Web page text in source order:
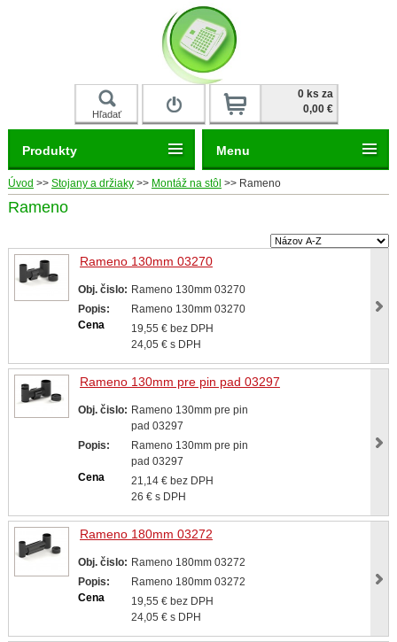
Hľadať
0 ks za
0,00 €
Úvod >> Stojany a držiaky >> Montáž na stôl >> Rameno
Rameno
Rameno 130mm 03270
Obj. čislo: Rameno 130mm 03270
Popis:
Rameno 130mm 03270
Cena
19,55 € bez DPH
24,05 € s DPH
Rameno 130mm pre pin pad 03297
Obj. čislo: Rameno 130mm pre pin
pad 03297
Popis:
Rameno 130mm pre pin
pad 03297
Cena
21,14 € bez DPH
26 € s DPH
Rameno 180mm 03272
Obj. čislo: Rameno 180mm 03272
Popis:
Rameno 180mm 03272
Cena
19,55 € bez DPH
24,05 € s DPH
Produkty Menu